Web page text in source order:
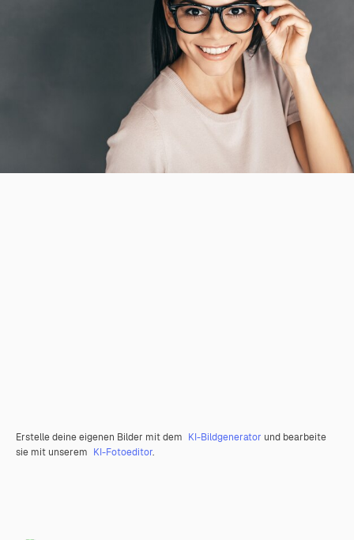
Erstelle deine eigenen Bilder mit dem KI-Bildgenerator und bearbeite
sie mit unserem KI-Fotoeditor.